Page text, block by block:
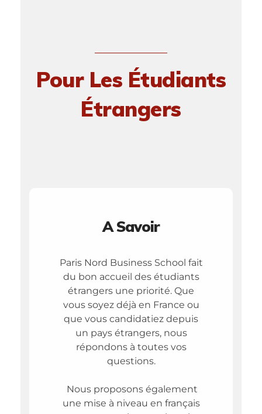
Pour Les Étudiants
Étrangers
A Savoir
Paris Nord Business School fait
du bon accueil des étudiants
étrangers une priorité. Que
vous soyez déjà en France ou
que vous candidatiez depuis
un pays étrangers, nous
répondons à toutes vos
questions.
Nous proposons également
une mise à niveau en français